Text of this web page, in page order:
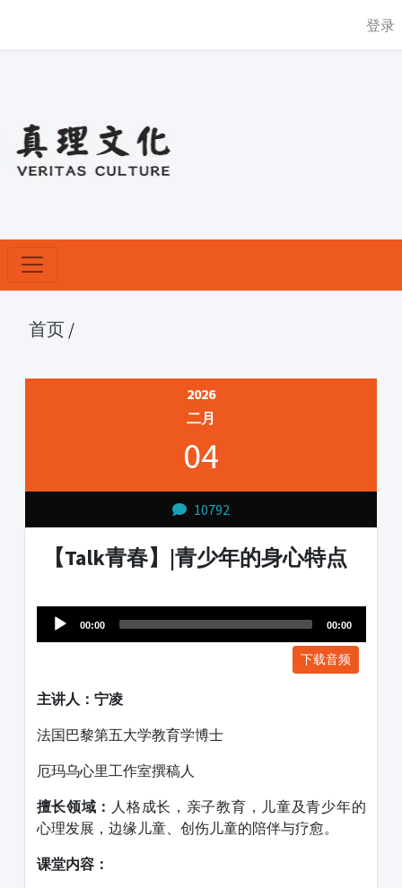
登录
首页 /
2026
二月
04
10792
【Talk青春】|青少年的身心特点
Player
00:00 00:00
下载音频
主讲人： 宁凌
法国巴黎第五大学教育学博士
厄玛乌心里工作室撰稿人
擅长领域： 人格成长，亲子教育，儿童及青少年的
心理发展，边缘儿童、创伤儿童的陪伴与疗愈。
课堂内容：